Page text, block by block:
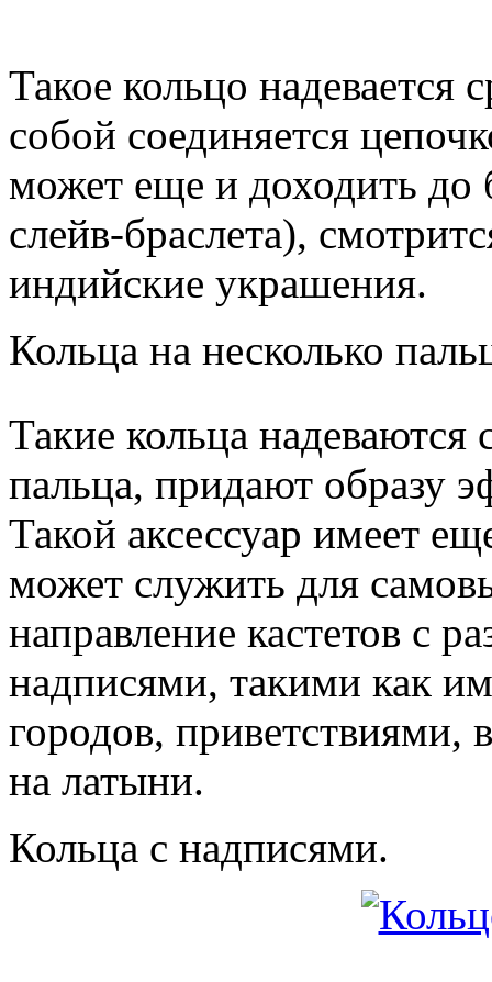
Такое кольцо надевается
собой соединяется
может еще и доходить до
слейв-браслета),
индийские украшения.
Кольца на несколько
Такие кольца надеваются
пальца, придают образу
Такой аксессуар имеет
может служить для
направление кастетов с
надписями, такими как
городов, приветствиями,
на латыни.
Кольца с надписями.